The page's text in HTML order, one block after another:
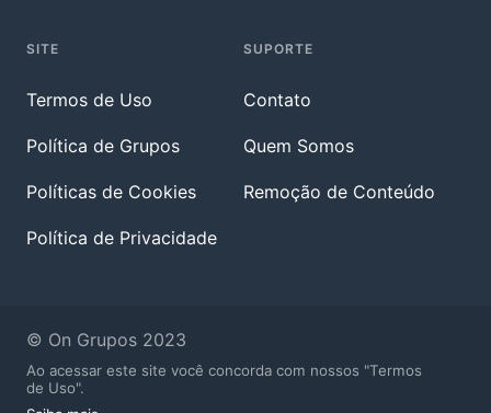
SITE
Termos de Uso
Política de Grupos
Políticas de Cookies
Política de Privacidade
SUPORTE
Contato
Quem Somos
Remoção de Conteúdo
© On Grupos 2023
Ao acessar este site você concorda com nossos "Termos
de Uso".